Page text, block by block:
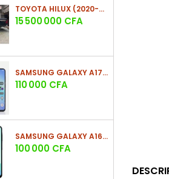
TOYOTA HILUX (2020-2021)
Prix
15 500 000 CFA
SAMSUNG GALAXY A17 (4GO/128GO)
Prix
110 000 CFA
SAMSUNG GALAXY A16 4G (4GO/128GO)
Prix
100 000 CFA